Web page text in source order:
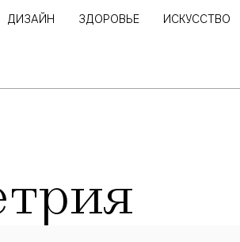
ДИЗАЙН ЗДОРОВЬЕ ИСКУССТВО